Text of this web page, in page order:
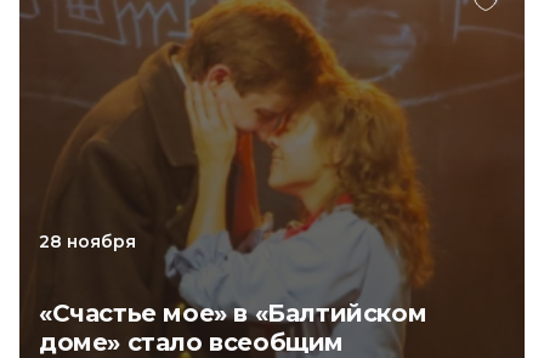
28 ноября
«Счастье мое» в «Балтийском
доме» стало всеобщим